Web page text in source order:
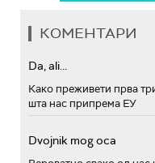
КОМЕНТАРИ
Da, ali...
Како преживети прва
шта нас припрема ЕУ
Dvojnik mog oca